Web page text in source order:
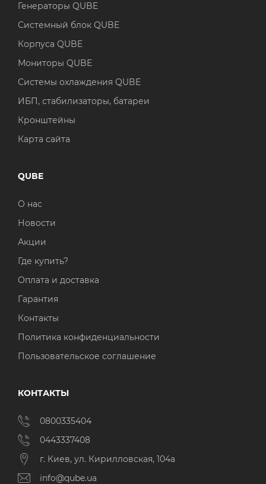
Генераторы QUBE
Системный блок QUBE
Корпуса QUBE
Мониторы QUBE
Системы охлаждения QUBE
ИБП, стабилизаторы, батареи
Кронштейны
Карта сайта
QUBE
О нас
Новости
Акции
Где купить?
Оплата и доставка
Гарантия
Контакты
Политика конфиденциальности
Пользовательское соглашение
КОНТАКТЫ
0800335404
0443337408
г. Киев, ул. Кирилловская, 104а
info@qube.ua